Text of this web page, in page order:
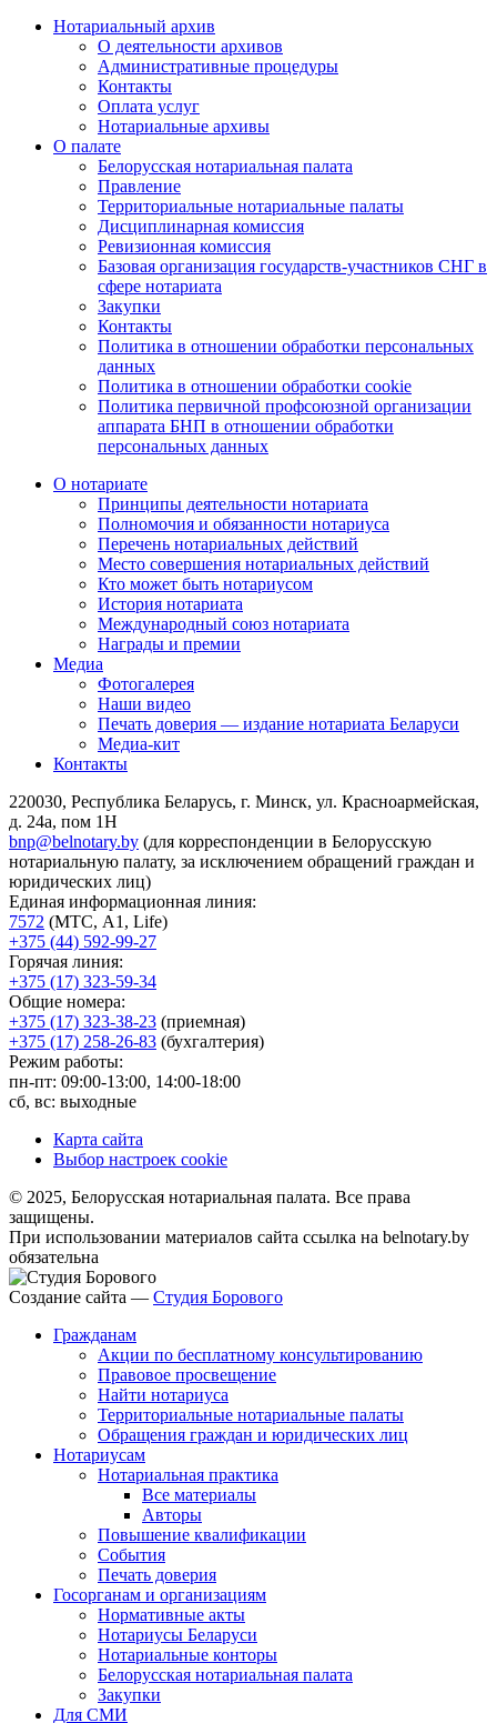
Нотариальный архив
О деятельности архивов
Административные процедуры
Контакты
Оплата услуг
Нотариальные архивы
О палате
Белорусская нотариальная палата
Правление
Территориальные нотариальные палаты
Дисциплинарная комиссия
Ревизионная комиссия
Базовая организация государств-участников СНГ в
сфере нотариата
Закупки
Контакты
Политика в отношении обработки персональных
данных
Политика в отношении обработки cookie
Политика первичной профсоюзной организации
аппарата БНП в отношении обработки
персональных данных
О нотариате
Принципы деятельности нотариата
Полномочия и обязанности нотариуса
Перечень нотариальных действий
Место совершения нотариальных действий
Кто может быть нотариусом
История нотариата
Международный союз нотариата
Награды и премии
Медиа
Фотогалерея
Наши видео
Печать доверия — издание нотариата Беларуси
Медиа-кит
Контакты
220030, Республика Беларусь, г. Минск, ул. Красноармейская,
д. 24а, пом 1Н
bnp@belnotary.by (для корреспонденции в Белорусскую
нотариальную палату, за исключением обращений граждан и
юридических лиц)
Единая информационная линия:
7572 (МТС, A1, Life)
+375 (44) 592-99-27
Горячая линия:
+375 (17) 323-59-34
Общие номера:
+375 (17) 323-38-23 (приемная)
+375 (17) 258-26-83 (бухгалтерия)
Режим работы:
пн-пт: 09:00-13:00, 14:00-18:00
сб, вс: выходные
Карта сайта
Выбор настроек cookie
© 2025, Белорусская нотариальная палата. Все права
защищены.
При использовании материалов сайта ссылка на belnotary.by
обязательна
Создание сайта — Студия Борового
Гражданам
Акции по бесплатному консультированию
Правовое просвещение
Найти нотариуса
Территориальные нотариальные палаты
Обращения граждан и юридических лиц
Нотариусам
Нотариальная практика
Все материалы
Авторы
Повышение квалификации
События
Печать доверия
Госорганам и организациям
Нормативные акты
Нотариусы Беларуси
Нотариальные конторы
Белорусская нотариальная палата
Закупки
Для СМИ